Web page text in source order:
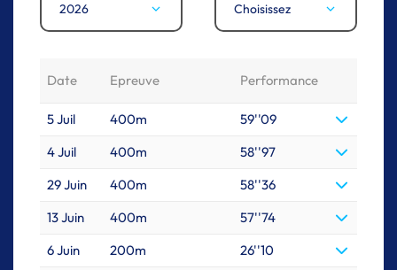
2026 Choisissez
Date Epreuve Performance
5 Juil 400m
59''09
4 Juil
400m
58''97
29 Juin
400m
58''36
13 Juin
400m
57''74
6 Juin
200m
26''10